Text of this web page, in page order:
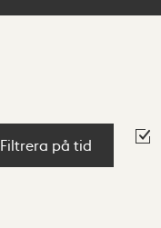
Filtrera på tid